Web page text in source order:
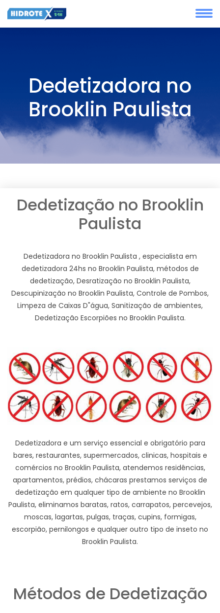
Dedetizadora no
Brooklin Paulista
Dedetização no Brooklin
Paulista
Dedetizadora no Brooklin Paulista , especialista em
dedetizadora 24hs no Brooklin Paulista, métodos de
dedetização, Desratização no Brooklin Paulista,
Descupinização no Brooklin Paulista, Controle de Pombos,
Limpeza de Caixas D"água, Sanitização de ambientes,
Dedetização Escorpiões no Brooklin Paulista.
Dedetizadora e um serviço essencial e obrigatório para
bares, restaurantes, supermercados, clinicas, hospitais e
comércios no Brooklin Paulista, atendemos residências,
apartamentos, prédios, chácaras prestamos serviços de
dedetização em qualquer tipo de ambiente no Brooklin
Paulista, eliminamos baratas, ratos, carrapatos, percevejos,
moscas, lagartas, pulgas, traças, cupins, formigas,
escorpião, pernilongos e qualquer outro tipo de inseto no
Brooklin Paulista.
Métodos de Dedetização